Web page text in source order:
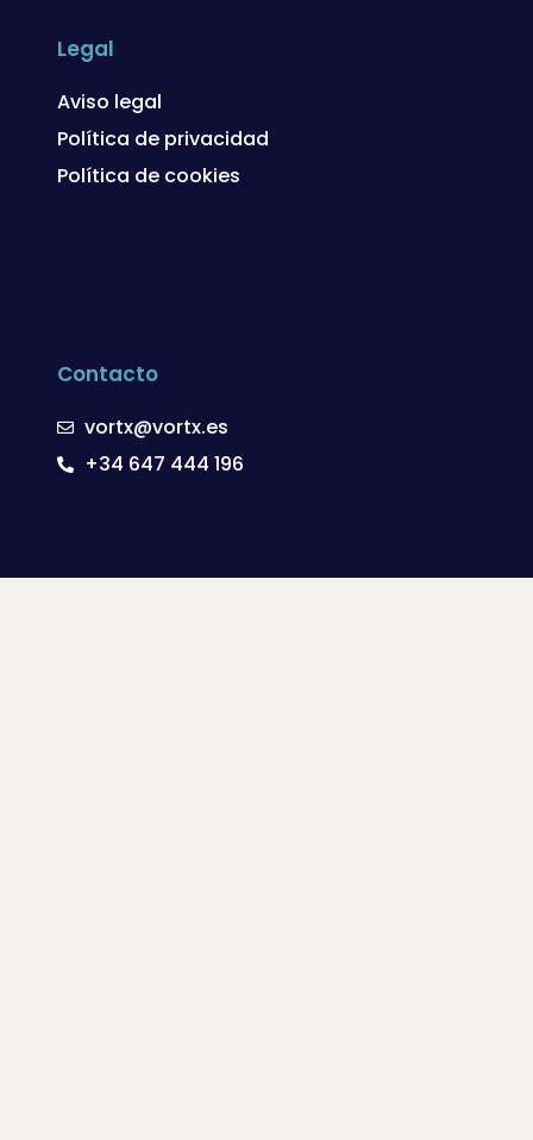
Legal
Aviso legal
Política de privacidad
Política de cookies
Contacto
vortx@vortx.es
+34 647 444 196